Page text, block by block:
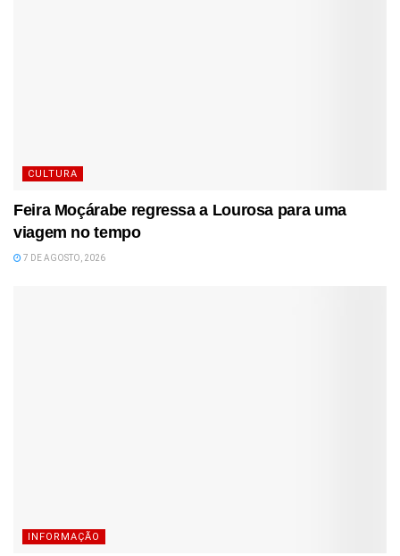
CULTURA
Feira Moçárabe regressa a Lourosa para uma
viagem no tempo
7 DE AGOSTO, 2026
INFORMAÇÃO